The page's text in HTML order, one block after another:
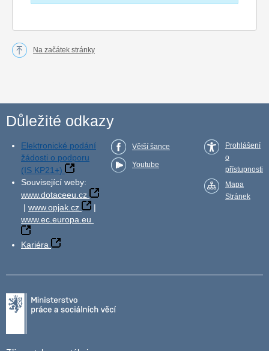
Na začátek stránky
Důležité odkazy
Elektronické podání
žádosti o podporu
(IS KP21+)
Související weby:
www.dotaceeu.cz
| www.opjak.cz
|
www.ec.europa.eu
Kariéra
Větší šance
Youtube
Prohlášení
o
přístupnosti
Mapa
Stránek